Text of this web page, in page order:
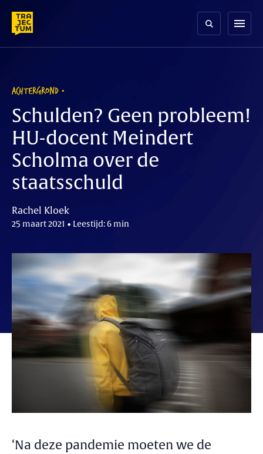
content
menu
ACHTERGROND
Schulden? Geen probleem!
HU-docent Meindert
Scholma over de
staatsschuld
Rachel Kloek
25 maart 2021 • Leestijd: 6 min
‘Na deze pandemie moeten we de